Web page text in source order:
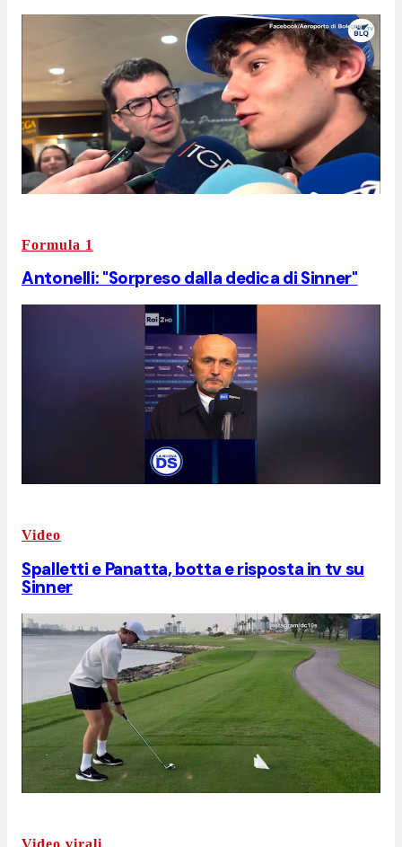
Formula 1
Antonelli: "Sorpreso dalla dedica di Sinner"
Video
Spalletti e Panatta, botta e risposta in tv su
Sinner
Video virali